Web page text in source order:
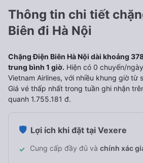
Thông tin chi tiết
Biên đi Hà Nội
Chặng Điện Biên Hà Nội dài khoảng
trung bình 1 giờ. Hiện có 0 chuyến/
Vietnam Airlines, với nhiều khung giờ từ
Giá vé thấp nhất trong tuần ghi nhận
quanh 1.755.181 đ.
🛡️ Lợi ích khi đặt tại Vexere
✓ Cung cấp đầy đủ và chính xác